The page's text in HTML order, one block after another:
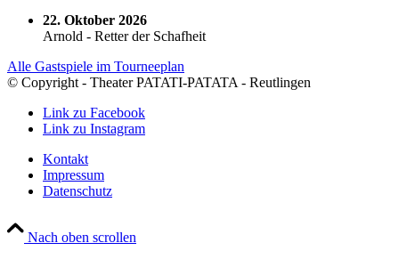
22. Oktober 2026
Arnold - Retter der Schafheit
Alle Gastspiele im Tourneeplan
© Copyright - Theater PATATI-PATATA - Reutlingen
Link zu Facebook
Link zu Instagram
Kontakt
Impressum
Datenschutz
Nach oben scrollen